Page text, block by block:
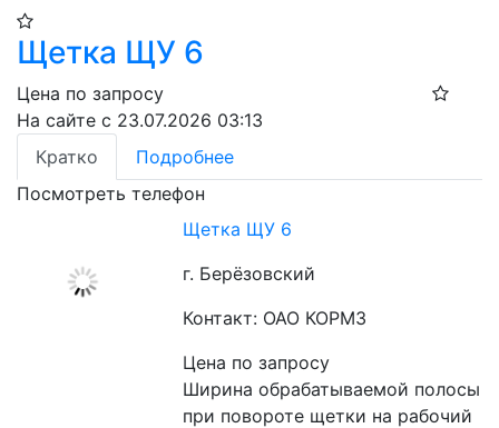
Щетка ЩУ 6
Цена по запросу
На сайте с 23.07.2026 03:13
Кратко
Подробнее
Посмотреть телефон
Щетка ЩУ 6
г. Берёзовский
Контакт: ОАО КОРМЗ
Цена по запросу
Ширина обрабатываемой полосы
при повороте щетки на рабочий